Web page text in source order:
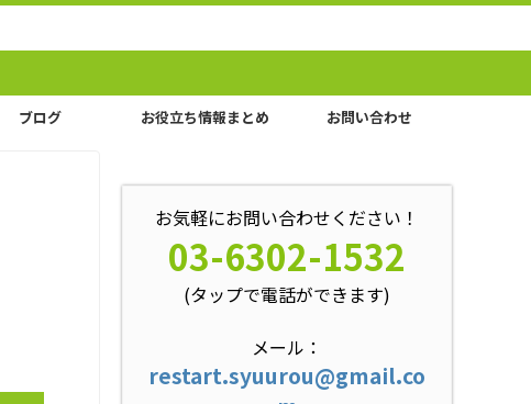
ブログ お役立ち情報まとめ お問い合わせ
お気軽にお問い合わせください！
03-6302-1532
(タップで電話ができます)
メール：
restart.syuurou@gmail.co